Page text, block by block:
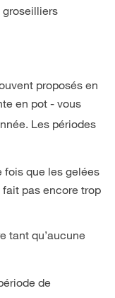
groseilliers
proposés en
en pot - vous
Les périodes
fois que les gelées
fait pas encore trop
tant qu’aucune
de